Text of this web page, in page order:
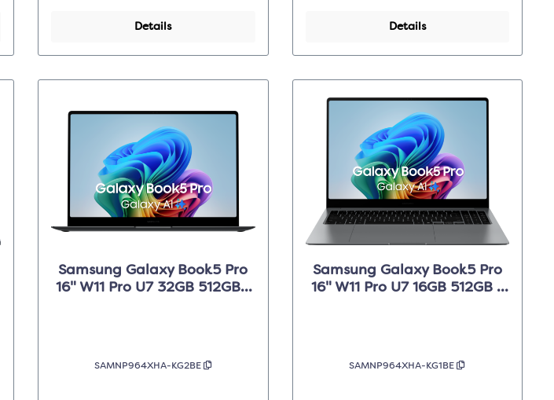
Details Details
Samsung Galaxy Book5 Pro
16" W11 Pro U7 32GB 512GB -
SAMNP964XHA-KG2BE
Samsung Galaxy Book5 Pro
16" W11 Pro U7 16GB 512GB -
SAMNP964XHA-KG1BE